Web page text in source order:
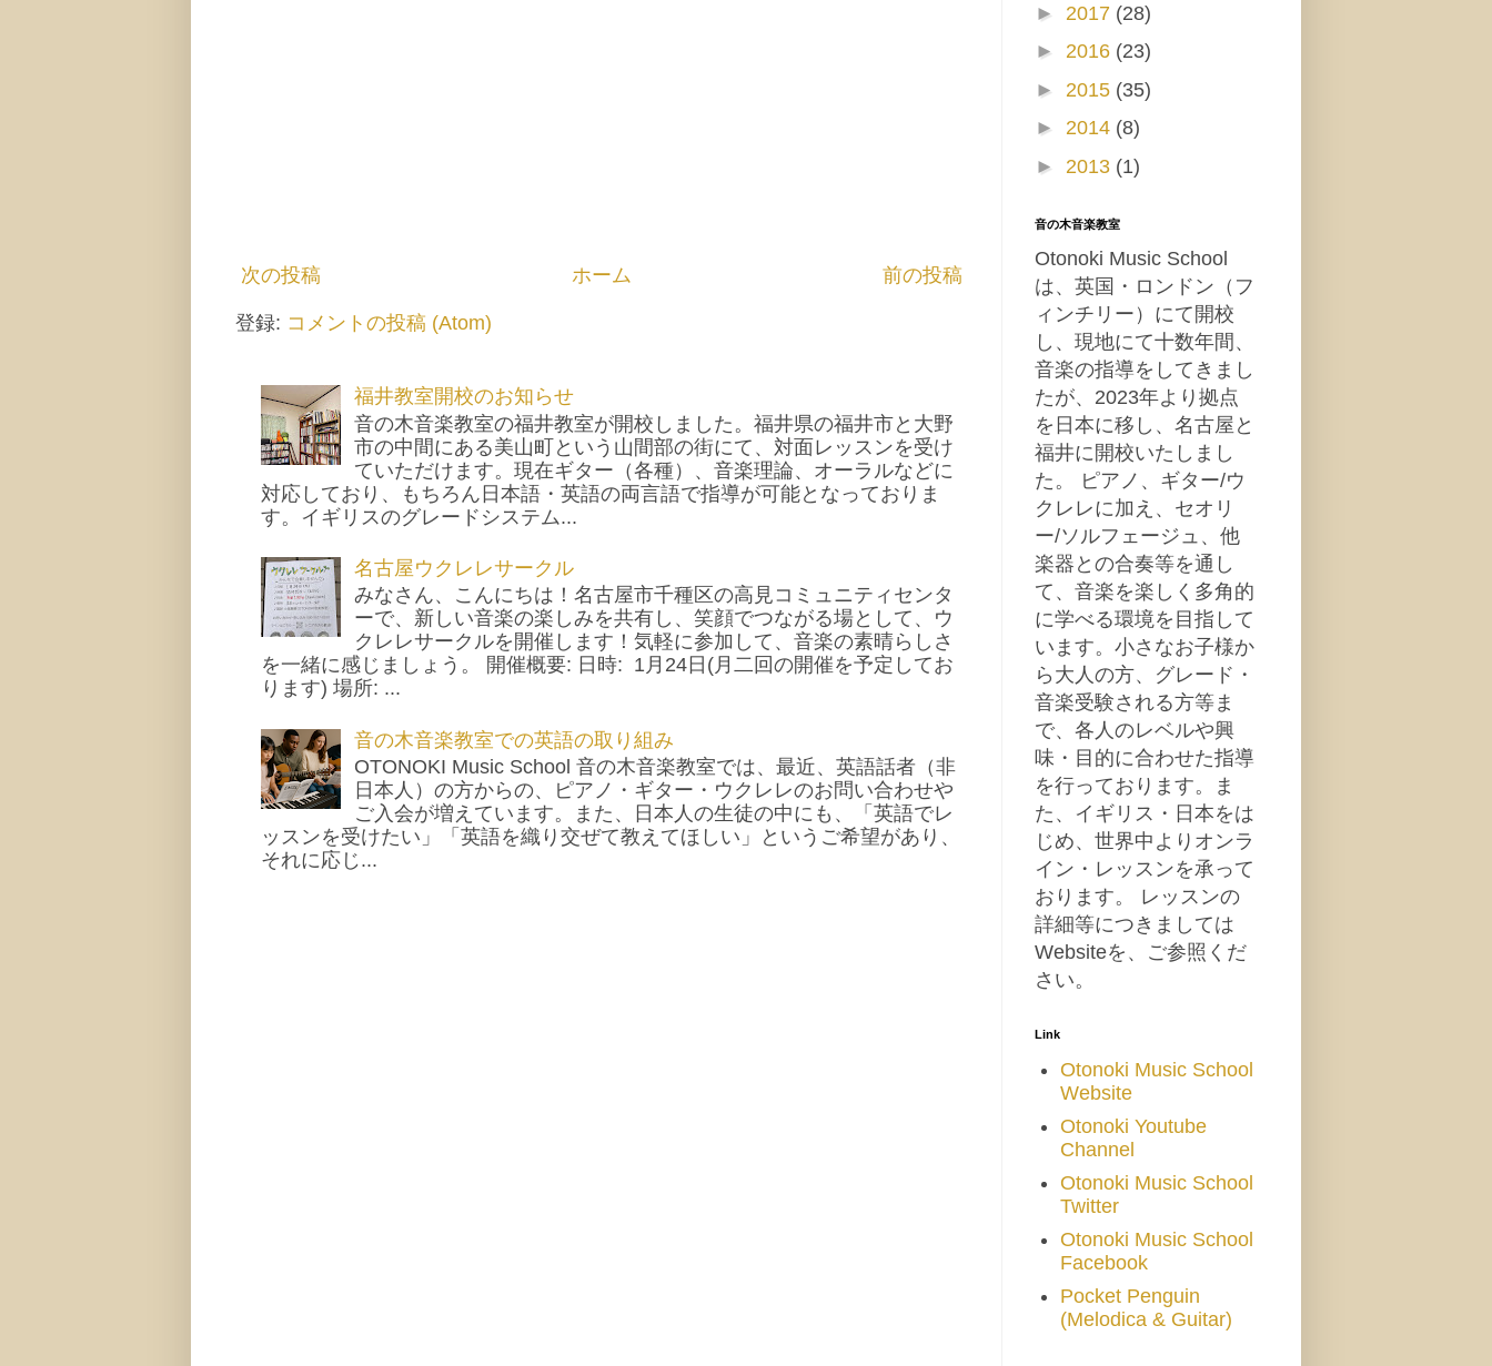
次の投稿 前の投稿
ホーム
登録: コメントの投稿 (Atom)
福井教室開校のお知らせ
音の木音楽教室の福井教室が開校しました。福井県の福井市と大野
市の中間にある美山町という山間部の街にて、対面レッスンを受け
ていただけます。現在ギター（各種）、音楽理論、オーラルなどに
対応しており、もちろん日本語・英語の両言語で指導が可能となっておりま
す。イギリスのグレードシステム...
名古屋ウクレレサークル
みなさん、こんにちは！名古屋市千種区の高見コミュニティセンタ
ーで、新しい音楽の楽しみを共有し、笑顔でつながる場として、ウ
クレレサークルを開催します！気軽に参加して、音楽の素晴らしさ
を一緒に感じましょう。 開催概要: 日時: 1月24日(月二回の開催を予定してお
ります) 場所: ...
音の木音楽教室での英語の取り組み
OTONOKI Music School 音の木音楽教室では、最近、英語話者（非
日本人）の方からの、ピアノ・ギター・ウクレレのお問い合わせや
ご入会が増えています。また、日本人の生徒の中にも、「英語でレ
ッスンを受けたい」「英語を織り交ぜて教えてほしい」というご希望があり、
それに応じ...
► 2017 (28)
► 2016 (23)
► 2015 (35)
► 2014 (8)
► 2013 (1)
音の木音楽教室
Otonoki Music School
は、英国・ロンドン（フ
ィンチリー）にて開校
し、現地にて十数年間、
音楽の指導をしてきまし
たが、2023年より拠点
を日本に移し、名古屋と
福井に開校いたしまし
た。 ピアノ、ギター/ウ
クレレに加え、セオリ
ー/ソルフェージュ、他
楽器との合奏等を通し
て、音楽を楽しく多角的
に学べる環境を目指して
います。小さなお子様か
ら大人の方、グレード・
音楽受験される方等ま
で、各人のレベルや興
味・目的に合わせた指導
を行っております。ま
た、イギリス・日本をは
じめ、世界中よりオンラ
イン・レッスンを承って
おります。 レッスンの
詳細等につきましては
Websiteを、ご参照くだ
さい。
Link
Otonoki Music School
Website
Otonoki Youtube
Channel
Otonoki Music School
Twitter
Otonoki Music School
Facebook
Pocket Penguin
(Melodica & Guitar)